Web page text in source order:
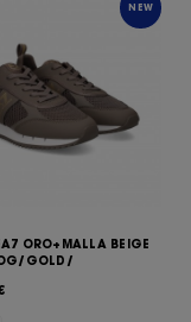
NEW
ORO+MALLA BEIGE
GOLD/